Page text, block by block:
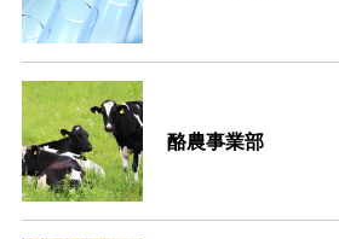
酪農事業部